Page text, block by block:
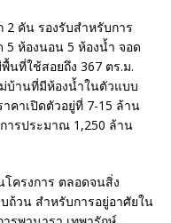
2 คัน รองรับสำหรับการ
ห้องนอน 5 ห้องน้ำ จอด
ที่ใช้สอยถึง 367 ตร.ม.
บ้านที่มีห้องน้ำในตัวแบบ
คาเปิดตัวอยู่ที่ 7-15 ล้าน
ารประมาณ 1,250 ล้าน
ครงการ ตลอดจนสิ่ง
ถ้วน สำหรับการอยู่อาศัยใน